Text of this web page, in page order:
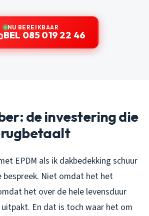
NU BEREIKBAAR
BEL 085 019 22 46
de investering die
EPDM als ik dakbedekking schuur
bespreek. Niet omdat het het
het over de hele levensduur
En dat is toch waar het om